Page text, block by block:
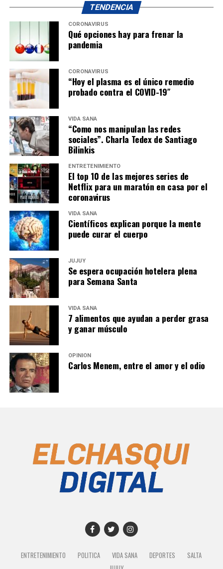
TENDENCIA
CORONAVIRUS
Qué opciones hay para frenar la
pandemia
CORONAVIRUS
“Hoy el plasma es el único remedio
probado contra el COVID-19″
VIDA SANA
“Como nos manipulan las redes
sociales”. Charla Tedex de Santiago
Bilinkis
ENTRETENIMIENTO
El top 10 de las mejores series de
Netflix para un maratón en casa por el
coronavirus
VIDA SANA
Científicos explican porque la mente
puede curar el cuerpo
JUJUY
Se espera ocupación hotelera plena
para Semana Santa
VIDA SANA
7 alimentos que ayudan a perder grasa
y ganar músculo
OPINIÓN
Carlos Menem, entre el amor y el odio
ENTRETENIMIENTO POLITICA VIDA SANA DEPORTES
SALTA